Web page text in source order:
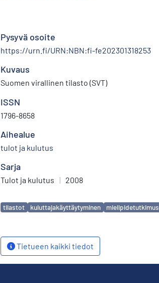
Pysyvä osoite
https://urn.fi/URN:NBN:fi-fe202301318253
Kuvaus
Suomen virallinen tilasto (SVT)
ISSN
1796-8658
Aihealue
tulot ja kulutus
Sarja
Tulot ja kulutus | 2008
Avainsanat
tilastot kuluttajakäyttäytyminen mielipidetutkimus
Tietueen kaikki tiedot